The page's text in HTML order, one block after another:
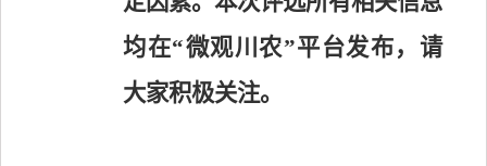
均在“微观川农”平台发布，请
大家积极关注。